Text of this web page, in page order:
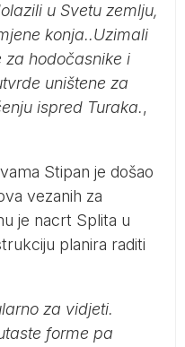
u Svetu zemlju,
konja..Uzimali
za hodočasnike i
uništene za
ispred Turaka.,
Stipan je došao
vezanih za
je nacrt Splita u
planira raditi
za vidjeti.
forme pa